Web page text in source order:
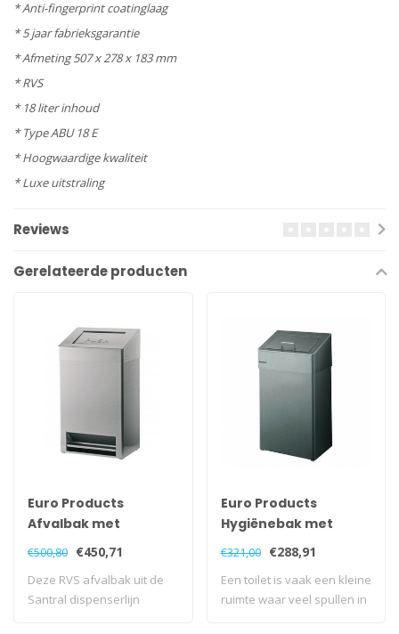
* Anti-fingerprint coatinglaag
* 5 jaar fabrieksgarantie
* Afmeting 507 x 278 x 183 mm
* RVS
* 18 liter inhoud
* Type ABU 18 E
* Hoogwaardige kwaliteit
* Luxe uitstraling
Reviews
Gerelateerde producten
Euro Products
Afvalbak met
voetpedaal - 40 liter
€500,80 €450,71
Deze RVS afvalbak uit de
Santral dispenserlijn
Euro Products
Hygiënebak met
dichte inwerpklep - 18
€321,00 €288,91
Een toilet is vaak een kleine
ruimte waar veel spullen in